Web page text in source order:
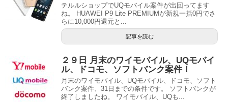
テルルショップでUQモバイル案件が出回ってます
ね。 HUAWEI P9 Lite PREMIUMが新規一括0円でさ
らに10,000円還元と...
記事を読む
２９日 月末のワイモバイル、UQモバイ
ル、ドコモ、ソフトバンク案件！
月末のワイモバイル、UQモバイル、ドコモ、ソフト
バンク案件、31日までの条件です。 ソフトバンクが
終了しましたね。 ワイモバイル、UQも...